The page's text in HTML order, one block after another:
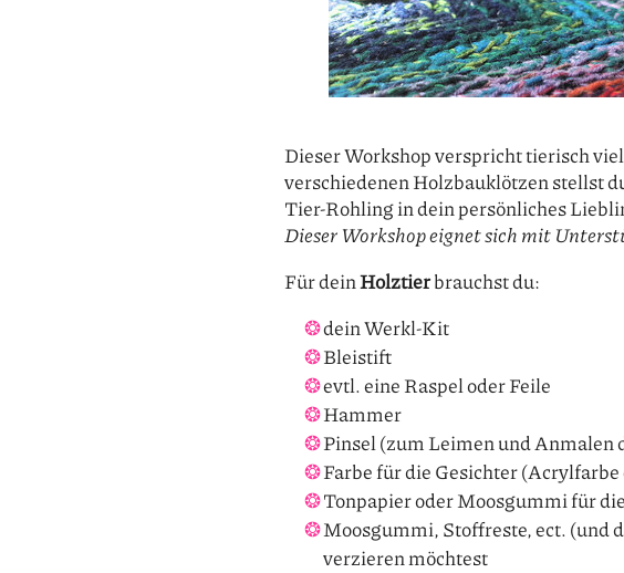
Dieser Workshop verspricht tierisch
verschiedenen Holzbauklötzen stellst
Tier-Rohling in dein persönliches
Dieser Workshop eignet sich mit
Für deinHolztierbrauchst du:
dein Werkl-Kit
Bleistift
evtl. eine Raspel oder Feile
Hammer
Pinsel (zum Leimen und Anmalen
Farbe für die Gesichter
Tonpapier oder Moosgummi für
Moosgummi, Stoffreste, ect. (und
verzieren möchtest